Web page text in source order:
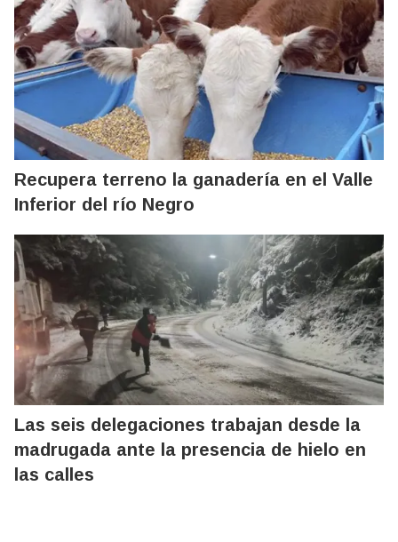
Recupera terreno la ganadería en el Valle
Inferior del río Negro
Las seis delegaciones trabajan desde la
madrugada ante la presencia de hielo en
las calles